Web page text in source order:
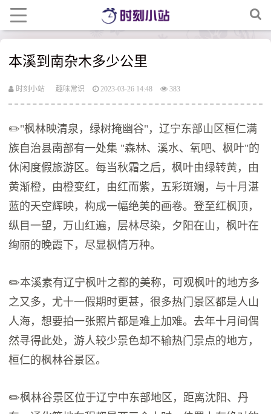
本溪到南杂木多少公里
时刻小站 趣味常识 2023-03-26 14:48 383
✏️"枫林映清泉，绿树掩幽谷"，辽宁东部山区桓仁满
族自治县南部有一处集 "森林、溪水、氧吧、枫叶"的
休闲度假旅游区。每当秋霜之后，枫叶由绿转黄，由
黄渐橙，由橙变红，由红而紫，五彩斑斓，与十月湛
蓝的天空辉映，构成一幅绝美的画卷。登至红枫顶，
纵目一望，万山红遍，层林尽染，夕阳在山，枫叶在
绚丽的晚霞下，尽显枫情万种。
✏️本溪素有辽宁枫叶之都的美称，可观枫叶的地方多
之又多，尤十一假期时更甚，很多热门景区都是人山
人海，想要拍一张照片都是难上加难。去年十月间偶
然寻得此处，游人较少景色却不输热门景点的地方，
桓仁的枫林谷景区。
✏️枫林谷景区位于辽宁中东部地区，距离沈阳、丹